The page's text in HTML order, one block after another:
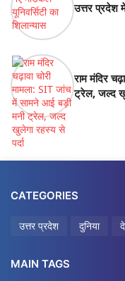
उत्तर प्रदेश
राम मंदिर
ट्रेल, जल्द
CATEGORIES
उत्तर प्रदेश दुनिया
MAIN TAGS